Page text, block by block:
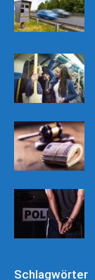
Schlagwörter